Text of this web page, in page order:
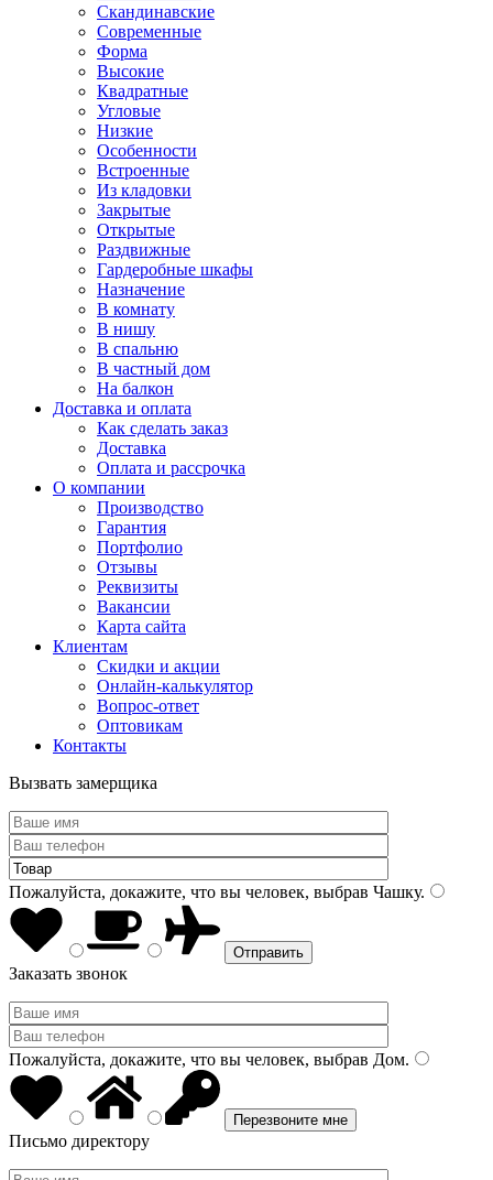
Скандинавские
Современные
Форма
Высокие
Квадратные
Угловые
Низкие
Особенности
Встроенные
Из кладовки
Закрытые
Открытые
Раздвижные
Гардеробные шкафы
Назначение
В комнату
В нишу
В спальню
В частный дом
На балкон
Доставка и оплата
Как сделать заказ
Доставка
Оплата и рассрочка
О компании
Производство
Гарантия
Портфолио
Отзывы
Реквизиты
Вакансии
Карта сайта
Клиентам
Скидки и акции
Онлайн-калькулятор
Вопрос-ответ
Оптовикам
Контакты
Вызвать замерщика
Пожалуйста, докажите, что вы человек, выбрав Чашку.
Заказать звонок
Пожалуйста, докажите, что вы человек, выбрав Дом.
Письмо директору